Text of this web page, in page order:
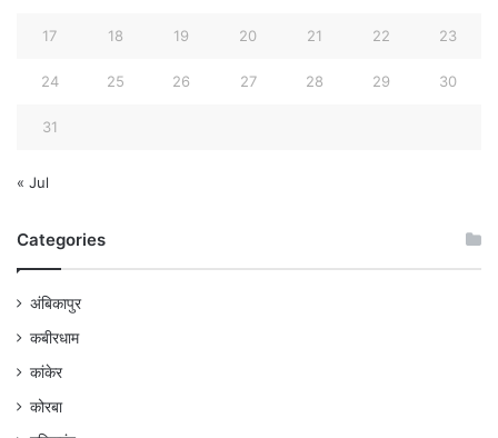
17 18 19 20 21 22 23
24 25 26 27 28 29 30
31
« Jul
Categories
अंबिकापुर
कबीरधाम
कांकेर
कोरबा